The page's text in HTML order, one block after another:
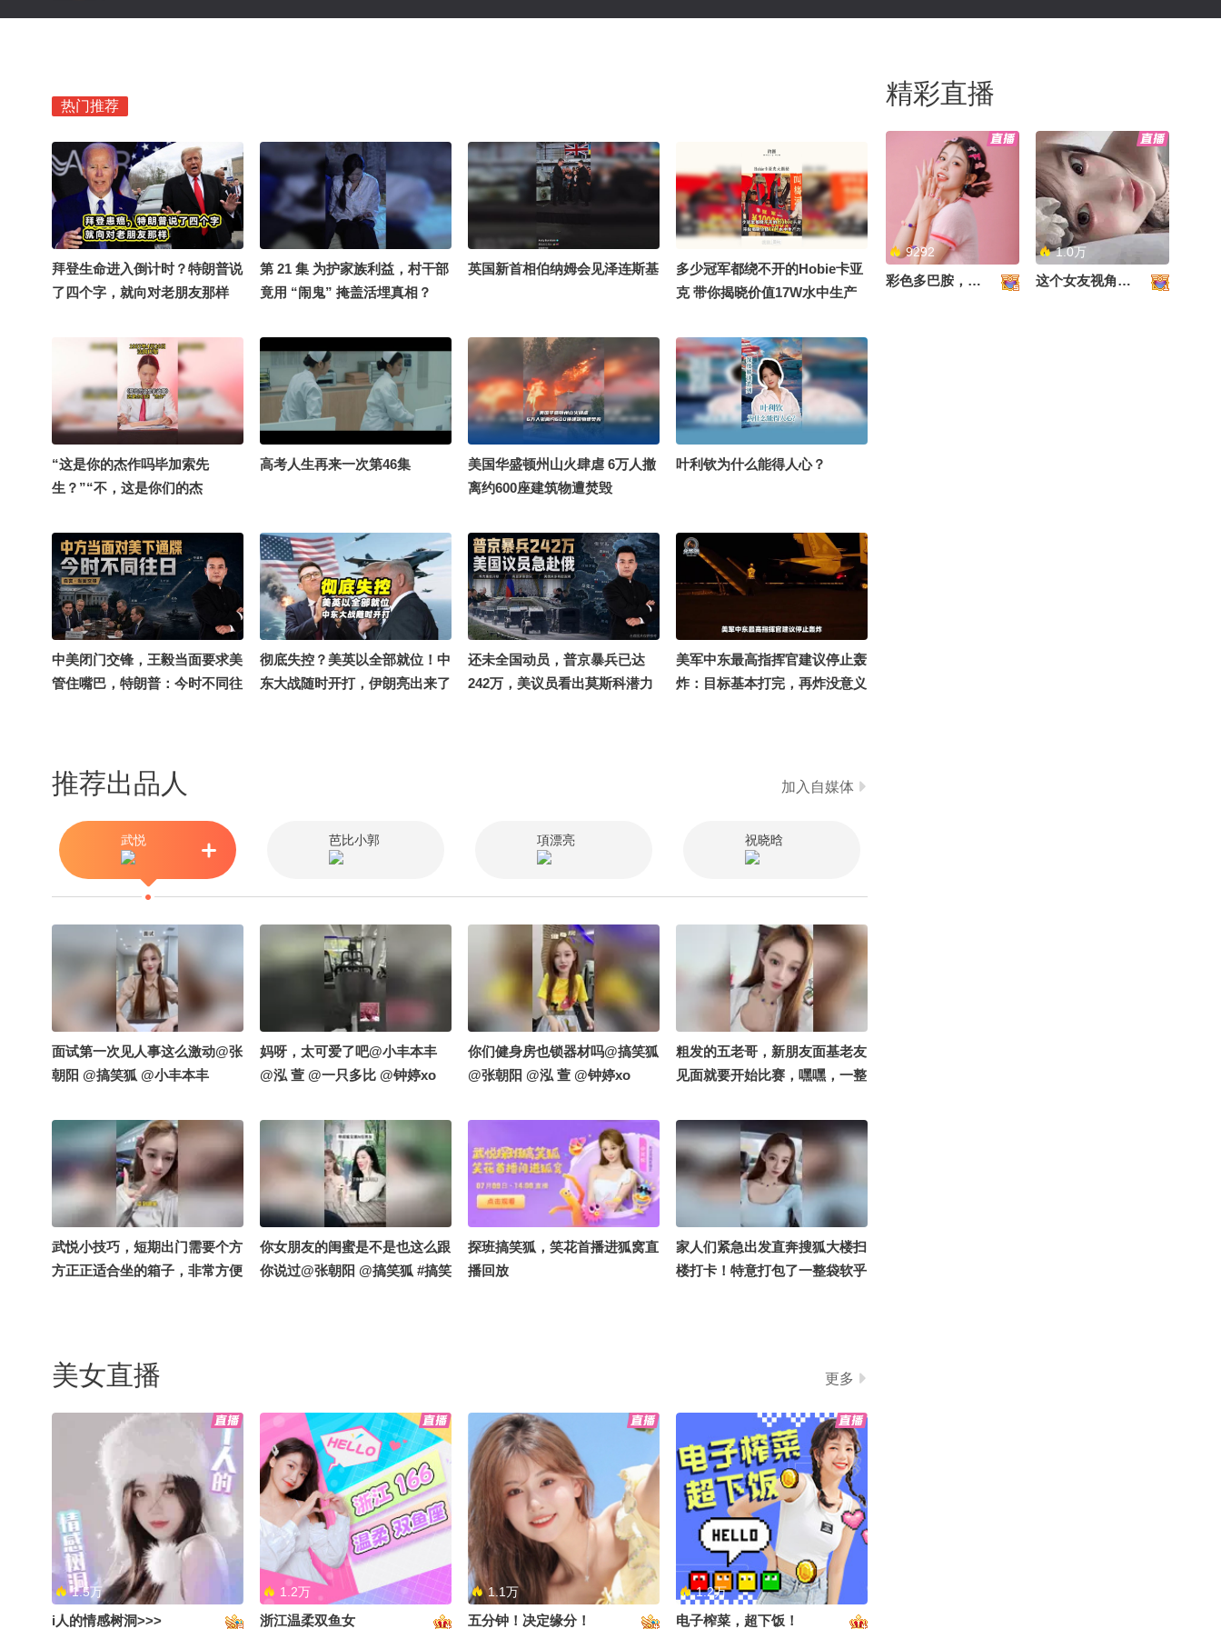
热门推荐
拜登生命进入倒计时？特朗普说
了四个字，就向对老朋友那样
第 21 集 为护家族利益，村干部
竟用 “闹鬼” 掩盖活埋真相？
英国新首相伯纳姆会见泽连斯基
多少冠军都绕不开的Hobie卡亚
克 带你揭晓价值17W水中生产
了 @damn兄弟
“这是你的杰作吗毕加索先
生？”“不，这是你们的杰
索
高考人生再来一次第46集
美国华盛顿州山火肆虐 6万人撤
离约600座建筑物遭焚毁
叶利钦为什么能得人心？
中美闭门交锋，王毅当面要求美
管住嘴巴，特朗普：今时不同往
彻底失控？美英以全部就位！中
东大战随时开打，伊朗亮出来了
还未全国动员，普京暴兵已达
242万，美议员看出莫斯科潜力
美军中东最高指挥官建议停止轰
炸：目标基本打完，再炸没意义
@张朝阳@ 努力学习的总结侠
秦逐风V @罗富强观察室@ 陈
天下
推荐出品人 加入自媒体
武悦 芭比小郭 項漂亮 祝晓晗
面试第一次见人事这么激动@张
朝阳 @搞笑狐 @小丰本丰
妈呀，太可爱了吧@小丰本丰
@泓 萱 @一只多比 @钟婷xo
你们健身房也锁器材吗@搞笑狐
@张朝阳 @泓 萱 @钟婷xo
粗发的五老哥，新朋友面基老友
见面就要开始比赛，嘿嘿，一整
笑花笑草上线ing #笑花笑草偷
吃大赛 @搞笑狐 @张朝阳
武悦小技巧，短期出门需要个方
方正正适合坐的箱子，非常方便
你女朋友的闺蜜是不是也这么跟
你说过@张朝阳 @搞笑狐 #搞笑
探班搞笑狐，笑花首播进狐窝直
播回放
家人们紧急出发直奔搜狐大楼扫
楼打卡！特意打包了一整袋软乎
美女直播 更多
1.5万
i人的情感树洞>>>
1.2万
浙江温柔双鱼女
1.1万
五分钟！决定缘分！
1.2万
电子榨菜，超下饭！
精彩直播
9292
彩色多巴胺，甜到心里啦！
1.0万
这个女友视角好治愈~